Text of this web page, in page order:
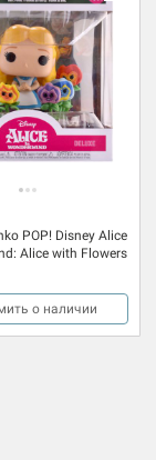
POP! Disney Alice
Alice with Flowers
о наличии